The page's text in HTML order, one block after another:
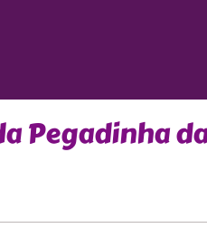
Pegadinha